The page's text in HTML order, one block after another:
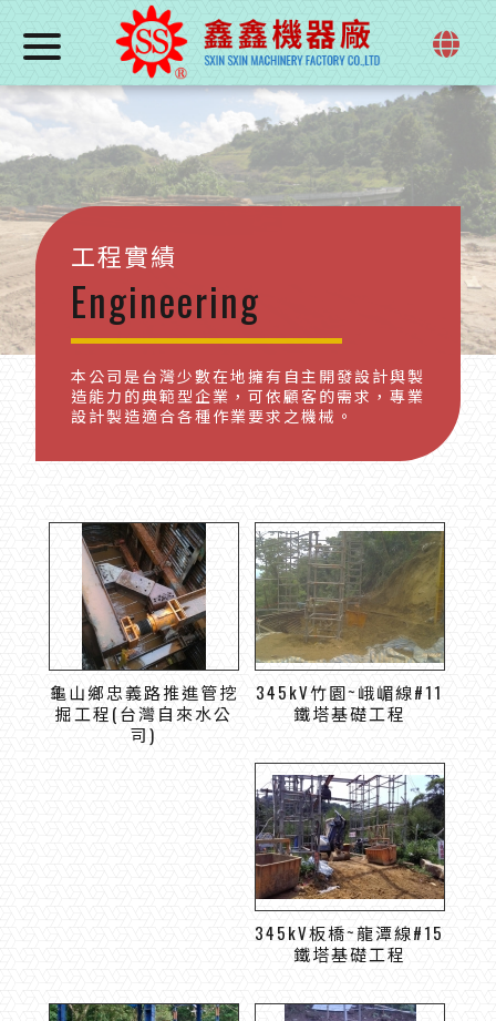
工程實績
Engineering
本公司是台灣少數在地擁有自主開發設計與製
造能力的典範型企業，可依顧客的需求，專業
設計製造適合各種作業要求之機械。
龜山鄉忠義路推進管挖
掘工程(台灣自來水公
司)
345kV竹園~峨嵋線#11
鐵塔基礎工程
345kV板橋~龍潭線#15
鐵塔基礎工程